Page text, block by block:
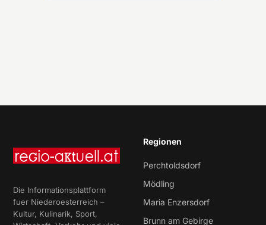
Die Informationsplattform
fuer Niederoesterreich –
Kultur, Kulinarik, Sport,
Regionen
Perchtoldsdorf
Mödling
Maria Enzersdorf
Brunn am Gebirge